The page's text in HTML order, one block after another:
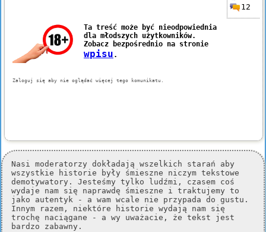
12
Nasi moderatorzy dokładają wszelkich starań aby
wszystkie historie były śmieszne niczym tekstowe
demotywatory. Jesteśmy tylko ludźmi, czasem coś
wydaje nam się naprawdę śmieszne i traktujemy to
jako autentyk - a wam wcale nie przypada do gustu.
Innym razem, niektóre historie wydają nam się
trochę naciągane - a wy uważacie, że tekst jest
bardzo zabawny.